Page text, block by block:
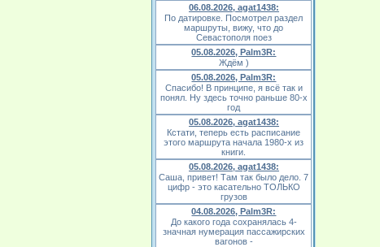
06.08.2026, agat1438:
По датировке. Посмотрел раздел
маршруты, вижу, что до
Севастополя поез
05.08.2026, Palm3R:
Ждём )
05.08.2026, Palm3R:
Спасибо! В принципе, я всё так и
понял. Ну здесь точно раньше 80-х
год
05.08.2026, agat1438:
Кстати, теперь есть расписание
этого маршрута начала 1980-х из
книги.
05.08.2026, agat1438:
Саша, привет! Там так было дело. 7
цифр - это касательно ТОЛЬКО
грузов
04.08.2026, Palm3R:
До какого года сохранялась 4-
значная нумерация пассажирских
вагонов -